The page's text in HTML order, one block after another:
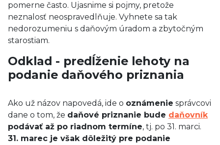
pomerne často. Ujasnime si pojmy, pretože
neznalosť neospravedlňuje. Vyhnete sa tak
nedorozumeniu s daňovým úradom a zbytočným
starostiam.
Odklad - predĺženie lehoty na
podanie daňového priznania
Ako už názov napovedá, ide o oznámenie správcovi
dane o tom, že daňové priznanie bude daňovník
podávať až po riadnom termíne, tj. po 31. marci.
31. marec je však dôležitý pre podanie